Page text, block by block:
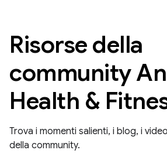
Risorse della
community
Health &
Trova i momenti salienti, i blog, i
della community.